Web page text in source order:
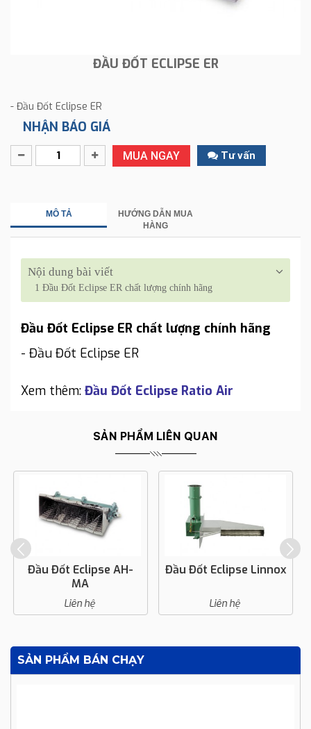
ĐẦU ĐỐT ECLIPSE ER
- Đầu Đốt Eclipse ER
NHẬN BÁO GIÁ
MUA NGAY Tư vấn
MÔ TẢ
HƯỚNG DẪN MUA
HÀNG
Nội dung bài viết
1 Đầu Đốt Eclipse ER chất lượng chính hãng
Đầu Đốt Eclipse ER chất lượng chính hãng
- Đầu Đốt Eclipse ER
Xem thêm: Đầu Đốt Eclipse Ratio Air
SẢN PHẨM LIÊN QUAN
Đầu Đốt Eclipse Linnox
Liên hệ
Đầu Đốt Eclipse
Liên hệ
SẢN PHẨM BÁN CHẠY